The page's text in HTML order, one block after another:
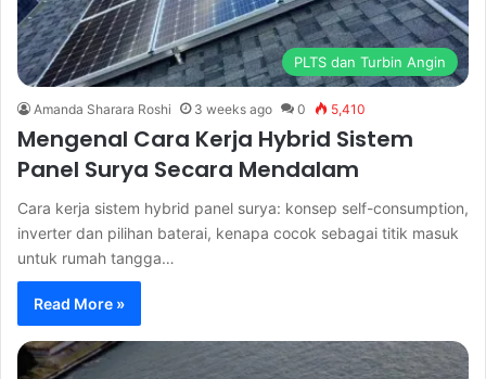
PLTS dan Turbin Angin
Amanda Sharara Roshi 3 weeks ago 0 5,410
Mengenal Cara Kerja Hybrid Sistem
Panel Surya Secara Mendalam
Cara kerja sistem hybrid panel surya: konsep self-consumption,
inverter dan pilihan baterai, kenapa cocok sebagai titik masuk
untuk rumah tangga…
Read More »